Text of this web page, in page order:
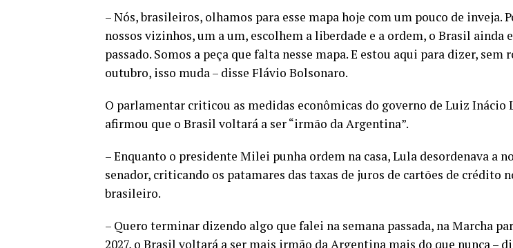
– Nós, brasileiros, olhamos para esse mapa hoje com um pouco de inveja.
nossos vizinhos, um a um, escolhem a liberdade e a ordem, o Brasil ainda
passado. Somos a peça que falta nesse mapa. E estou aqui para dizer, sem
outubro, isso muda – disse Flávio Bolsonaro.
O parlamentar criticou as medidas econômicas do governo de Luiz Inácio
afirmou que o Brasil voltará a ser “irmão da Argentina”.
– Enquanto o presidente Milei punha ordem na casa, Lula desordenava a
senador, criticando os patamares das taxas de juros de cartões de crédito
brasileiro.
– Quero terminar dizendo algo que falei na semana passada, na Marcha
2027, o Brasil voltará a ser mais irmão da Argentina mais do que nunca –